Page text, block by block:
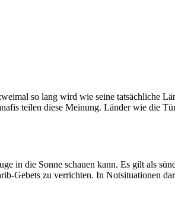
so lang wird wie seine tatsächliche
teilen diese Meinung. Länder wie die
in die Sonne schauen kann. Es gilt als
Gebets zu verrichten. In Notsituationen